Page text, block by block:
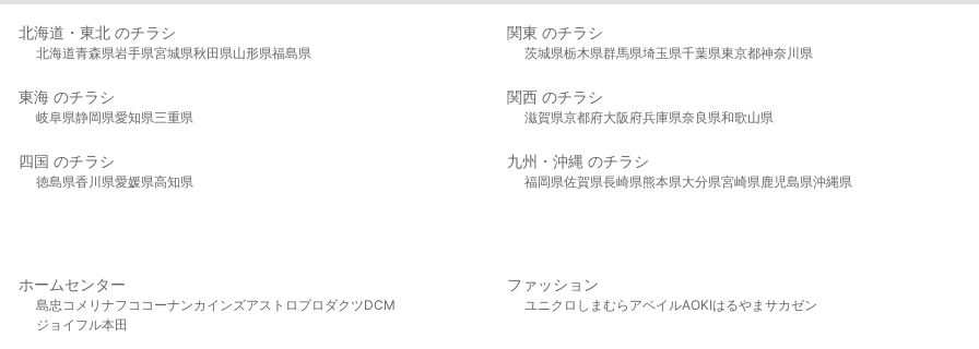
北海道・東北 のチラシ
北海道青森県岩手県宮城県秋田県山形県福島県
関東 のチラシ
茨城県栃木県群馬県埼玉県千葉県東京都神奈川県
東海 のチラシ
岐阜県静岡県愛知県三重県
関西 のチラシ
滋賀県京都府大阪府兵庫県奈良県和歌山県
四国 のチラシ
徳島県香川県愛媛県高知県
九州・沖縄 のチラシ
福岡県佐賀県長崎県熊本県大分県宮崎県鹿児島県沖縄県
ホームセンター
島忠 コメリ ナフコ コーナンカインズアストロプロダクツDCM
ジョイフル本田
ファッション
ユニクロ しまむら アベイルAOKIはるやま サカゼン